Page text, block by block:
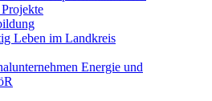
Leben im Landkreis
Energie und